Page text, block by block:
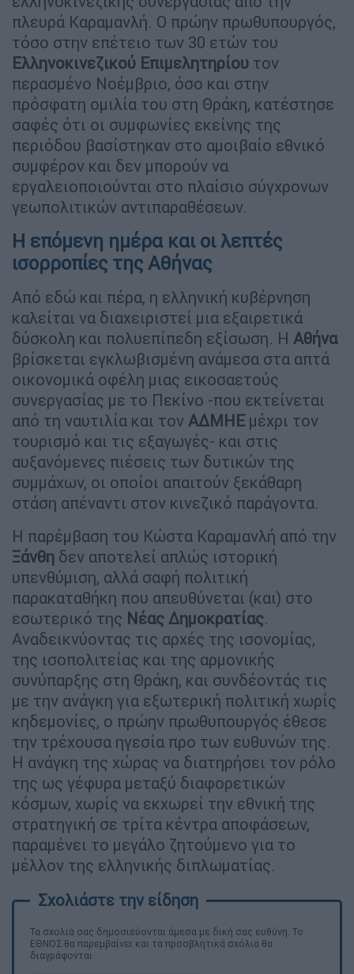
πλευρά Καραμανλή. Ο πρώην πρωθυπουργός,
τόσο στην επέτειο των 30 ετών του
Ελληνοκινεζικού Επιμελητηρίου τον
περασμένο Νοέμβριο, όσο και στην
πρόσφατη ομιλία του στη Θράκη, κατέστησε
σαφές ότι οι συμφωνίες εκείνης της
περιόδου βασίστηκαν στο αμοιβαίο εθνικό
συμφέρον και δεν μπορούν να
εργαλειοποιούνται στο πλαίσιο σύγχρονων
γεωπολιτικών αντιπαραθέσεων.
Η επόμενη ημέρα και οι λεπτές
ισορροπίες της Αθήνας
Από εδώ και πέρα, η ελληνική κυβέρνηση
καλείται να διαχειριστεί μια εξαιρετικά
δύσκολη και πολυεπίπεδη εξίσωση. Η Αθήνα
βρίσκεται εγκλωβισμένη ανάμεσα στα απτά
οικονομικά οφέλη μιας εικοσαετούς
συνεργασίας με το Πεκίνο -που εκτείνεται
από τη ναυτιλία και τον ΑΔΜΗΕ μέχρι τον
τουρισμό και τις εξαγωγές- και στις
αυξανόμενες πιέσεις των δυτικών της
συμμάχων, οι οποίοι απαιτούν ξεκάθαρη
στάση απέναντι στον κινεζικό παράγοντα.
Η παρέμβαση του Κώστα Καραμανλή από την
Ξάνθη δεν αποτελεί απλώς ιστορική
υπενθύμιση, αλλά σαφή πολιτική
παρακαταθήκη που απευθύνεται (και) στο
εσωτερικό της Νέας Δημοκρατίας.
Αναδεικνύοντας τις αρχές της ισονομίας,
της ισοπολιτείας και της αρμονικής
συνύπαρξης στη Θράκη, και συνδέοντάς τις
με την ανάγκη για εξωτερική πολιτική χωρίς
κηδεμονίες, ο πρώην πρωθυπουργός έθεσε
την τρέχουσα ηγεσία προ των ευθυνών της.
Η ανάγκη της χώρας να διατηρήσει τον ρόλο
της ως γέφυρα μεταξύ διαφορετικών
κόσμων, χωρίς να εκχωρεί την εθνική της
στρατηγική σε τρίτα κέντρα αποφάσεων,
παραμένει το μεγάλο ζητούμενο για το
μέλλον της ελληνικής διπλωματίας.
Τα σχολιά σας δημοσιεύονται άμεσα με δική σας ευθύνη. Το
ΕΘΝΟΣ θα παρεμβαίνει και τα προσβλητικά σχόλια θα
διαγράφονται